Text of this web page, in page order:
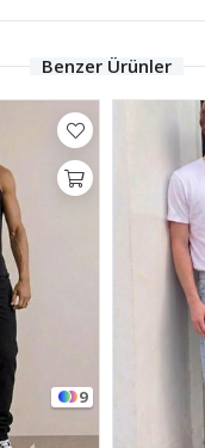
Benzer Ürünler
9